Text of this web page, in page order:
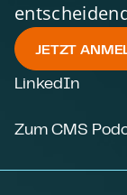
JETZT
LinkedIn
Zum CMS